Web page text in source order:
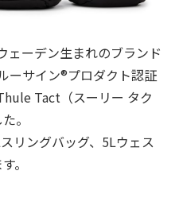
ェーデン生まれのブランド
ーサイン®プロダクト認証
Tact（スーリー タク
。
リングバッグ、5Lウェス
。